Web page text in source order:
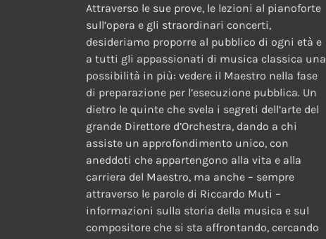
Attraverso le sue prove, le lezioni al pianoforte
sull’opera e gli straordinari concerti,
desideriamo proporre al pubblico di ogni età e
a tutti gli appassionati di musica classica una
possibilità in più: vedere il Maestro nella fase
di preparazione per l’esecuzione pubblica. Un
dietro le quinte che svela i segreti dell’arte del
grande Direttore d’Orchestra, dando a chi
assiste un approfondimento unico, con
aneddoti che appartengono alla vita e alla
carriera del Maestro, ma anche – sempre
attraverso le parole di Riccardo Muti –
informazioni sulla storia della musica e sul
compositore che si sta affrontando, cercando